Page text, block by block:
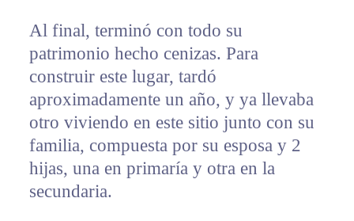
Al final, terminó con todo su
patrimonio hecho cenizas. Para
construir este lugar, tardó
aproximadamente un año, y ya llevaba
otro viviendo en este sitio junto con su
familia, compuesta por su esposa y 2
hijas, una en primaría y otra en la
secundaria.